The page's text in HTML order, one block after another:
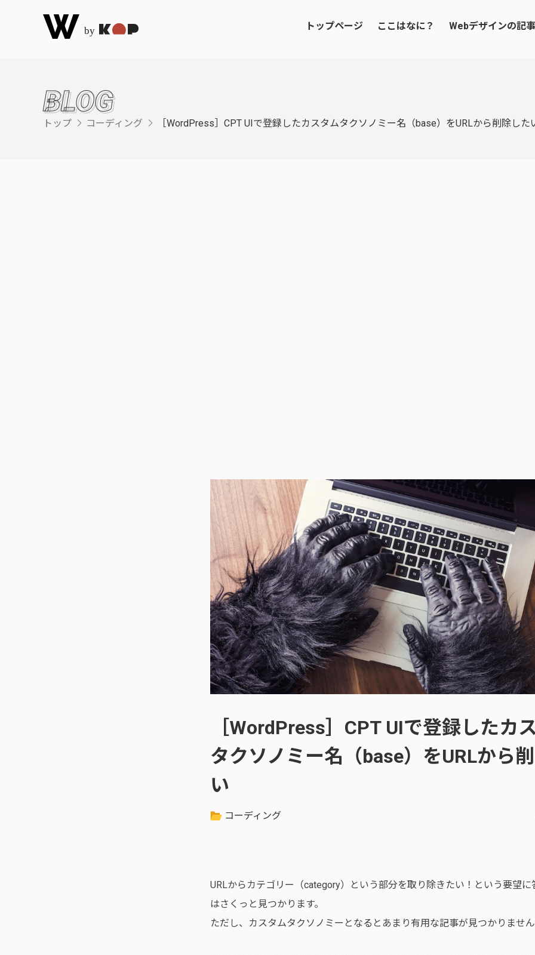
トップページ ここはなに？ Webデザインの記事
BLOG
トップ  コーディング  ［WordPress］CPT UIで登録したカスタムタクソノミー名（base）をURLから削除した
［WordPress］CPT UIで登録したカ
タクソノミー名（base）をURLから
い
コーディング
URLからカテゴリー（category）という部分を取り除きたい！という要望に
はさくっと見つかります。
ただし、カスタムタクソノミーとなるとあまり有用な記事が見つかりません